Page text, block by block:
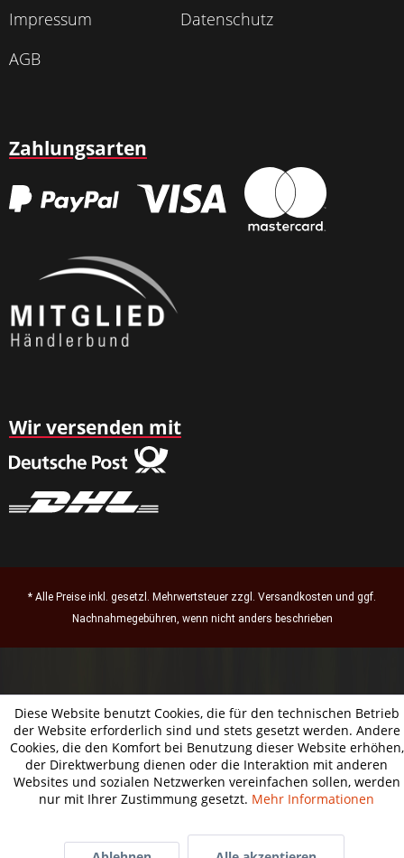
Impressum
Datenschutz
AGB
Zahlungsarten
Wir versenden mit
* Alle Preise inkl. gesetzl. Mehrwertsteuer zzgl. Versandkosten und ggf.
Nachnahmegebühren, wenn nicht anders beschrieben
Diese Website benutzt Cookies, die für den technischen Betrieb
der Website erforderlich sind und stets gesetzt werden. Andere
Cookies, die den Komfort bei Benutzung dieser Website erhöhen,
der Direktwerbung dienen oder die Interaktion mit anderen
Websites und sozialen Netzwerken vereinfachen sollen, werden
nur mit Ihrer Zustimmung gesetzt. Mehr Informationen